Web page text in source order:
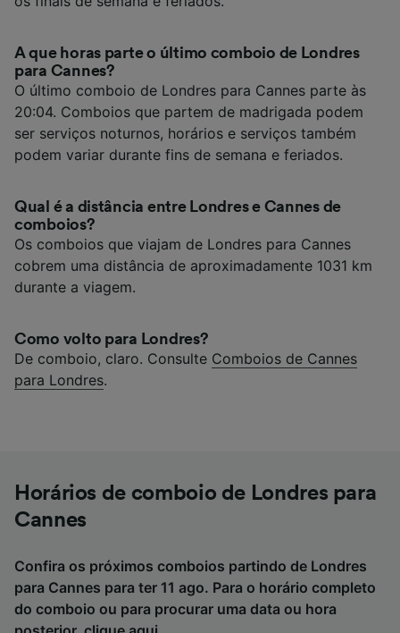
A que horas parte o último comboio de Londres
para Cannes?
O último comboio de Londres para Cannes parte às
20:04. Comboios que partem de madrigada podem
ser serviços noturnos, horários e serviços também
podem variar durante fins de semana e feriados.
Qual é a distância entre Londres e Cannes de
comboios?
Os comboios que viajam de Londres para Cannes
cobrem uma distância de aproximadamente 1031 km
durante a viagem.
Como volto para Londres?
De comboio, claro. Consulte Comboios de Cannes
para Londres.
Horários de comboio de Londres para
Cannes
Confira os próximos comboios partindo de Londres
para Cannes para ter 11 ago. Para o horário completo
do comboio ou para procurar uma data ou hora